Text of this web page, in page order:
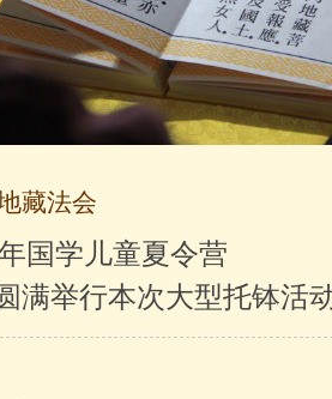
藏法会
国学儿童夏令营
满举行本次大型托钵活